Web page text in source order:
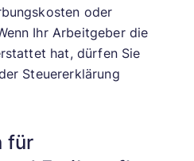
oder
Ihr Arbeitgeber die
hat, dürfen Sie
Steuererklärung
für